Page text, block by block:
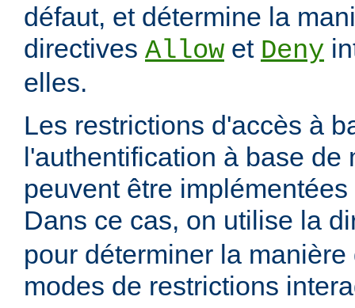
défaut, et détermine la
directives Allow et Deny
elles.
Les restrictions d'accès à
l'authentification à base de
peuvent être
Dans ce cas, on utilise la
pour déterminer la
modes de restrictions